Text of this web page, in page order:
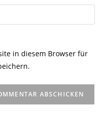
in diesem Browser für